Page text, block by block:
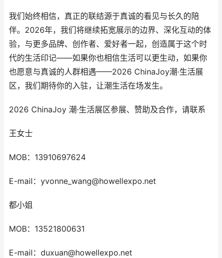
我们始终相信，真正的联结源于真诚的看见与长久的陪
伴。2026年，我们将继续拓宽展示的边界、深化互动的体
验，与更多品牌、创作者、爱好者一起，创造属于这个时
代的生活印记——如果你也相信生活可以更生动，如果你
也愿意与真诚的人群相遇——2026 ChinaJoy潮·生活展
区，我们期待你的入驻，让潮生活在场发生。
2026 ChinaJoy 潮·生活展区参展、赞助及合作，请联系
王女士
MOB：13910697624
E-mail：yvonne_wang@howellexpo.net
都小姐
MOB：13521800631
E-mail：duxuan@howellexpo.net